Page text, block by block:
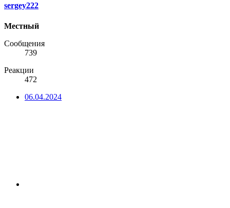
sergey222
Местный
Сообщения
739
Реакции
472
06.04.2024